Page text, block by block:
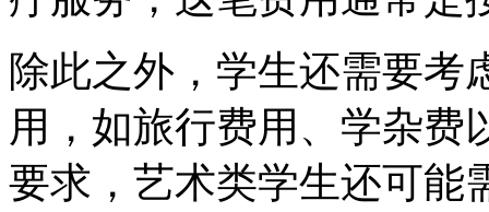
除此之外，学生还需要考
用，如旅行费用、学杂费
要求，艺术类学生还可能